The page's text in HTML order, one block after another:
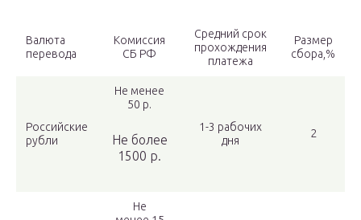
Валюта
перевода
Комиссия
СБ РФ
Средний срок
прохождения
платежа
Размер
сбора,%
Российские
рубли
Не менее
50 р.
Не более
1500 р.
1-3 рабочих
дня
2
Не